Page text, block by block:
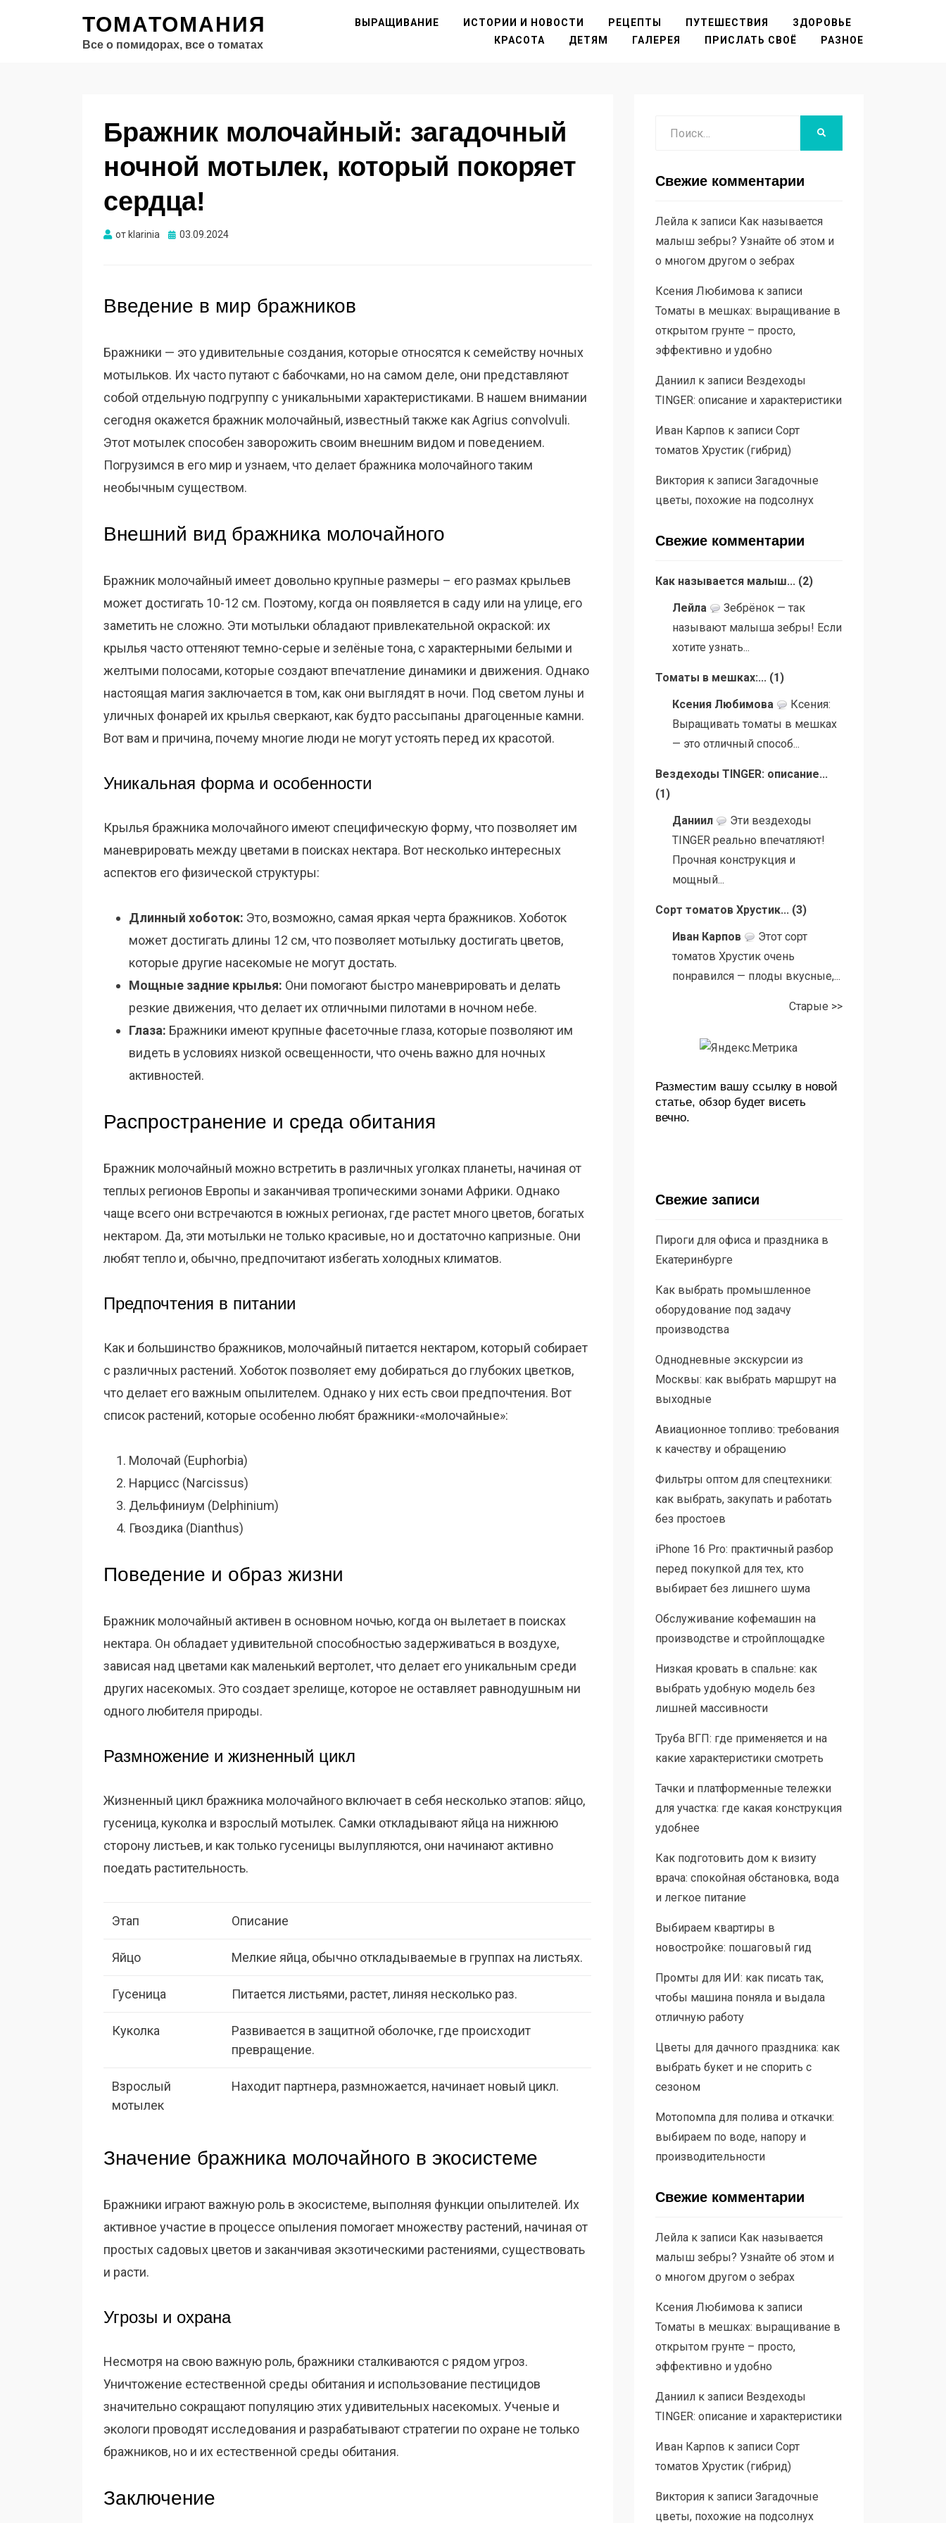
ТОМАТОМАНИЯ
Все о помидорах, все о томатах
ВЫРАЩИВАНИЕ ИСТОРИИ И НОВОСТИ РЕЦЕПТЫ ПУТЕШЕСТВИЯ
ЗДОРОВЬЕ
КРАСОТА
ДЕТЯМ ГАЛЕРЕЯ ПРИСЛАТЬ СВОЁ РАЗНОЕ
Бражник молочайный: загадочный
ночной мотылек, который покоряет
сердца!
от klarinia Опубликовано
03.09.2024
Введение в мир бражников
Бражники — это удивительные создания, которые относятся к семейству ночных
мотыльков. Их часто путают с бабочками, но на самом деле, они представляют
собой отдельную подгруппу с уникальными характеристиками. В нашем внимании
сегодня окажется бражник молочайный, известный также как Agrius convolvuli.
Этот мотылек способен заворожить своим внешним видом и поведением.
Погрузимся в его мир и узнаем, что делает бражника молочайного таким
необычным существом.
Внешний вид бражника молочайного
Бражник молочайный имеет довольно крупные размеры – его размах крыльев
может достигать 10-12 см. Поэтому, когда он появляется в саду или на улице, его
заметить не сложно. Эти мотыльки обладают привлекательной окраской: их
крылья часто оттеняют темно-серые и зелёные тона, с характерными белыми и
желтыми полосами, которые создают впечатление динамики и движения. Однако
настоящая магия заключается в том, как они выглядят в ночи. Под светом луны и
уличных фонарей их крылья сверкают, как будто рассыпаны драгоценные камни.
Вот вам и причина, почему многие люди не могут устоять перед их красотой.
Уникальная форма и особенности
Крылья бражника молочайного имеют специфическую форму, что позволяет им
маневрировать между цветами в поисках нектара. Вот несколько интересных
аспектов его физической структуры:
Длинный хоботок: Это, возможно, самая яркая черта бражников. Хоботок
может достигать длины 12 см, что позволяет мотыльку достигать цветов,
которые другие насекомые не могут достать.
Мощные задние крылья: Они помогают быстро маневрировать и делать
резкие движения, что делает их отличными пилотами в ночном небе.
Глаза: Бражники имеют крупные фасеточные глаза, которые позволяют им
видеть в условиях низкой освещенности, что очень важно для ночных
активностей.
Распространение и среда обитания
Бражник молочайный можно встретить в различных уголках планеты, начиная от
теплых регионов Европы и заканчивая тропическими зонами Африки. Однако
чаще всего они встречаются в южных регионах, где растет много цветов, богатых
нектаром. Да, эти мотыльки не только красивые, но и достаточно капризные. Они
любят тепло и, обычно, предпочитают избегать холодных климатов.
Предпочтения в питании
Как и большинство бражников, молочайный питается нектаром, который собирает
с различных растений. Хоботок позволяет ему добираться до глубоких цветков,
что делает его важным опылителем. Однако у них есть свои предпочтения. Вот
список растений, которые особенно любят бражники-«молочайные»:
Молочай (Euphorbia)
Нарцисс (Narcissus)
Дельфиниум (Delphinium)
Гвоздика (Dianthus)
Поведение и образ жизни
Бражник молочайный активен в основном ночью, когда он вылетает в поисках
нектара. Он обладает удивительной способностью задерживаться в воздухе,
зависая над цветами как маленький вертолет, что делает его уникальным среди
других насекомых. Это создает зрелище, которое не оставляет равнодушным ни
одного любителя природы.
Размножение и жизненный цикл
Жизненный цикл бражника молочайного включает в себя несколько этапов: яйцо,
гусеница, куколка и взрослый мотылек. Самки откладывают яйца на нижнюю
сторону листьев, и как только гусеницы вылупляются, они начинают активно
поедать растительность.
Этап Описание
Яйцо Мелкие яйца, обычно откладываемые в группах на листьях.
Гусеница Питается листьями, растет, линяя несколько раз.
Куколка
Развивается в защитной оболочке, где происходит
превращение.
Взрослый
мотылек
Находит партнера, размножается, начинает новый цикл.
Значение бражника молочайного в экосистеме
Бражники играют важную роль в экосистеме, выполняя функции опылителей. Их
активное участие в процессе опыления помогает множеству растений, начиная от
простых садовых цветов и заканчивая экзотическими растениями, существовать
и расти.
Угрозы и охрана
Несмотря на свою важную роль, бражники сталкиваются с рядом угроз.
Уничтожение естественной среды обитания и использование пестицидов
значительно сокращают популяцию этих удивительных насекомых. Ученые и
экологи проводят исследования и разрабатывают стратегии по охране не только
бражников, но и их естественной среды обитания.
Заключение
Свежие комментарии
Лейлак записи Как называется
малыш зебры? Узнайте об этом и
о многом другом о зебрах
Ксения Любимовак записи
Томаты в мешках: выращивание в
открытом грунте – просто,
эффективно и удобно
Даниилк записи Вездеходы
TINGER: описание и характеристики
Иван Карпов к записи Сорт
томатов Хрустик (гибрид)
Викторияк записи Загадочные
цветы, похожие на подсолнух
Свежие комментарии
Как называется малыш... (2)
Лейла
Зебрёнок — так
называют малыша зебры! Если
хотите узнать...
Томаты в мешках:... (1)
Ксения Любимова
Ксения:
Выращивать томаты в мешках
— это отличный способ...
Вездеходы TINGER: описание...
(1)
Даниил
Эти вездеходы
TINGER реально впечатляют!
Прочная конструкция и
мощный...
Сорт томатов Хрустик... (3)
Иван Карпов
Этот сорт
томатов Хрустик очень
понравился — плоды вкусные,...
Старые >>
Разместим вашу ссылку в новой
статье, обзор будет висеть
вечно.
Свежие записи
Пироги для офиса и праздника в
Екатеринбурге
Как выбрать промышленное
оборудование под задачу
производства
Однодневные экскурсии из
Москвы: как выбрать маршрут на
выходные
Авиационное топливо: требования
к качеству и обращению
Фильтры оптом для спецтехники:
как выбрать, закупать и работать
без простоев
iPhone 16 Pro: практичный разбор
перед покупкой для тех, кто
выбирает без лишнего шума
Обслуживание кофемашин на
производстве и стройплощадке
Низкая кровать в спальне: как
выбрать удобную модель без
лишней массивности
Труба ВГП: где применяется и на
какие характеристики смотреть
Тачки и платформенные тележки
для участка: где какая конструкция
удобнее
Как подготовить дом к визиту
врача: спокойная обстановка, вода
и легкое питание
Выбираем квартиры в
новостройке: пошаговый гид
Промты для ИИ: как писать так,
чтобы машина поняла и выдала
отличную работу
Цветы для дачного праздника: как
выбрать букет и не спорить с
сезоном
Мотопомпа для полива и откачки:
выбираем по воде, напору и
производительности
Свежие комментарии
Лейлак записи Как называется
малыш зебры? Узнайте об этом и
о многом другом о зебрах
Ксения Любимовак записи
Томаты в мешках: выращивание в
открытом грунте – просто,
эффективно и удобно
Даниилк записи Вездеходы
TINGER: описание и характеристики
Иван Карпов к записи Сорт
томатов Хрустик (гибрид)
Викторияк записи Загадочные
цветы, похожие на подсолнух